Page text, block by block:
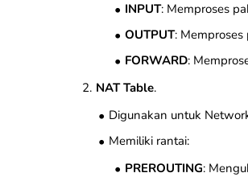
INPUT: Memproses
OUTPUT:
FORWARD:
NAT Table.
Digunakan untuk
Memiliki rantai:
PREROUTING: